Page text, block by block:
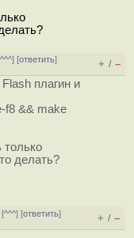
^^^] [ответить]
+ / –
плагин и
f8 && make
только
делать?
[^^^] [ответить]
+ / –